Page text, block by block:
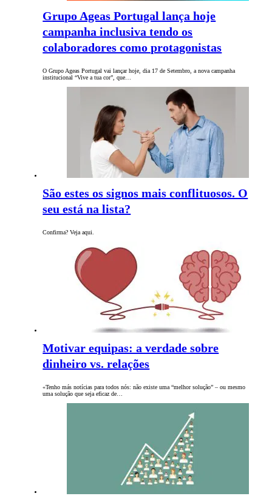
Grupo Ageas Portugal lança hoje
campanha inclusiva tendo os
colaboradores como protagonistas
O Grupo Ageas Portugal vai lançar hoje, dia 17 de Setembro, a nova campanha
institucional “Vive a tua cor”, que…
São estes os signos mais conflituosos. O
seu está na lista?
Confirma? Veja aqui.
Motivar equipas: a verdade sobre
dinheiro vs. relações
«Tenho más notícias para todos nós: não existe uma “melhor solução” – ou mesmo
uma solução que seja eficaz de…